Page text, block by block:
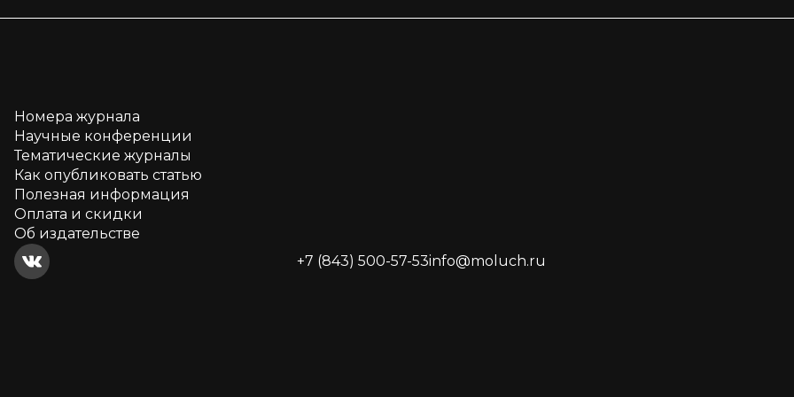
Номера журнала
Научные конференции
Тематические журналы
Как опубликовать статью
Полезная информация
Оплата и скидки
Об издательстве
+7 (843) 500-57-53info@moluch.ru